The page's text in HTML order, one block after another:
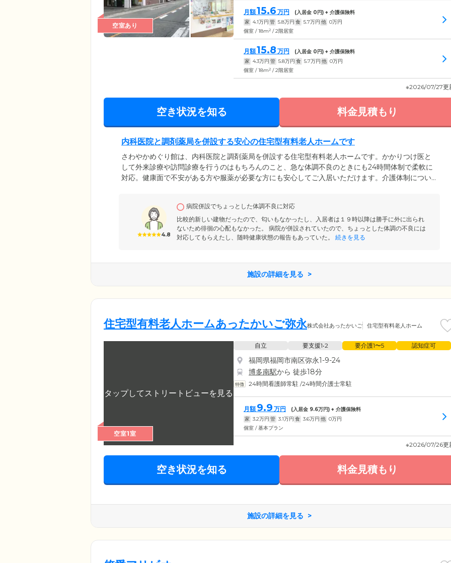
空室あり
月額15.6 万円 (入居金 0 円) + 介護保険料
家 4.1万円 管 5.8万円 食 5.7万円 他 0万円
個室 / 18m2 / 2階居室
月額15.8 万円 (入居金 0 円) + 介護保険料
家 4.3万円 管 5.8万円 食 5.7万円 他 0万円
個室 / 18m2 / 2階居室
※2026/07/27更
空き状況を知る 料金見積もり
内科医院と調剤薬局を併設する安心の住宅型有料老人ホームです
さわやかめぐり館は、内科医院と調剤薬局を併設する住宅型有料老人ホームです。かかりつけ医と
して外来診療や訪問診療を行うのはもちろんのこと、急な体調不良のときにも24時間体制で柔軟に
対応。健康面で不安がある方や服薬が必要な方にも安心してご入居いただけます。介護体制につい
や薬剤師も連携し、ご入居者様の日常生活をきめ細やかにサポートいたします。
4.8
病院併設でちょっとした体調不良に対応
比較的新しい建物だったので、匂いもなかったし、入居者は１９時以降は勝手に外に出られ
ないため徘徊の心配もなかった。 病院が併設されていたので、ちょっとした体調の不良には
対応してもらえたし、随時健康状態の報告もあっていた。
続きを見る
施設の詳細を見る
住宅型有料老人ホームあったかいご弥永株式会社あったかいご 住宅型有料老人ホーム
空室1室
自立 要支援1•2 要介護1〜5 認知症可
福岡県福岡市南区弥永1-9-24
博多南駅から 徒歩18分
24時間看護師常駐 /24時間介護士常駐
月額 9.9 万円 (入居金 9.6万円) + 介護保険料
家 3.2万円 管 3.1万円 食 3.6万円 他 0万円
個室 / 基本プラン
※2026/07/26更
空き状況を知る 料金見積もり
施設の詳細を見る